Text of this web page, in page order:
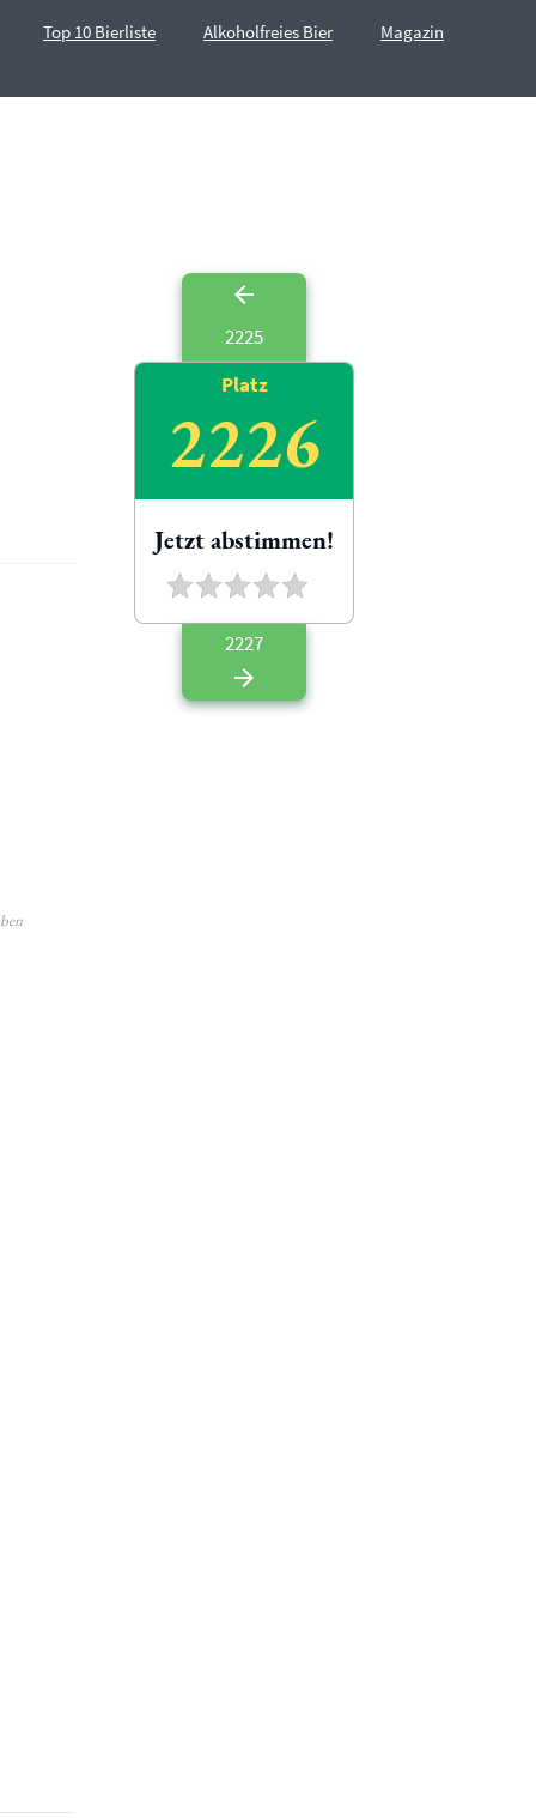
Top 10 Bierliste Alkoholfreies Bier Magazin
2225
Platz
2226
Jetzt abstimmen!
2227